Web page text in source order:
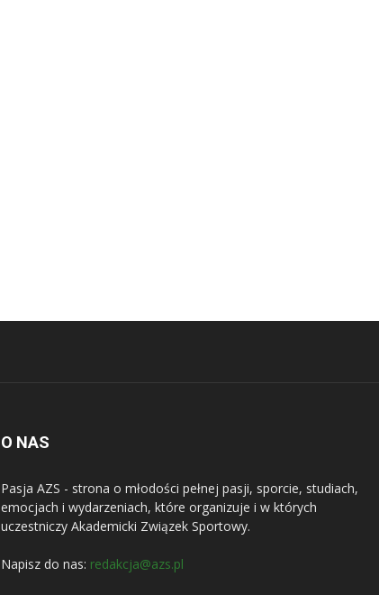
O NAS
Pasja AZS - strona o młodości pełnej pasji, sporcie, studiach,
emocjach i wydarzeniach, które organizuje i w których
uczestniczy Akademicki Związek Sportowy.
Napisz do nas: redakcja@azs.pl